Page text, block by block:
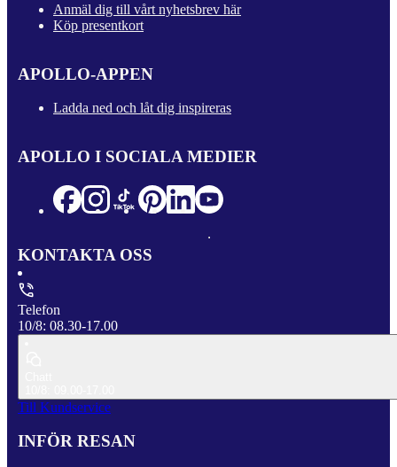
Anmäl dig till vårt nyhetsbrev här
Köp presentkort
APOLLO-APPEN
Ladda ned och låt dig inspireras
APOLLO I SOCIALA MEDIER
KONTAKTA OSS
Telefon
10/8: 08.30-17.00
Till Kundservice
INFÖR RESAN